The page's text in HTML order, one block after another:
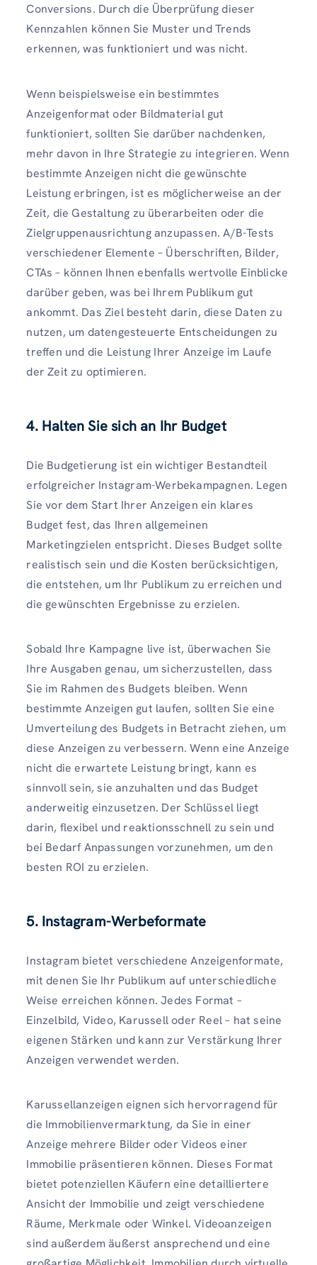
Conversions. Durch die Überprüfung dieser
Kennzahlen können Sie Muster und Trends
erkennen, was funktioniert und was nicht.
Wenn beispielsweise ein bestimmtes
Anzeigenformat oder Bildmaterial gut
funktioniert, sollten Sie darüber nachdenken,
mehr davon in Ihre Strategie zu integrieren. Wenn
bestimmte Anzeigen nicht die gewünschte
Leistung erbringen, ist es möglicherweise an der
Zeit, die Gestaltung zu überarbeiten oder die
Zielgruppenausrichtung anzupassen. A/B-Tests
verschiedener Elemente – Überschriften, Bilder,
CTAs – können Ihnen ebenfalls wertvolle Einblicke
darüber geben, was bei Ihrem Publikum gut
ankommt. Das Ziel besteht darin, diese Daten zu
nutzen, um datengesteuerte Entscheidungen zu
treffen und die Leistung Ihrer Anzeige im Laufe
der Zeit zu optimieren.
4. Halten Sie sich an Ihr Budget
Die Budgetierung ist ein wichtiger Bestandteil
erfolgreicher Instagram-Werbekampagnen. Legen
Sie vor dem Start Ihrer Anzeigen ein klares
Budget fest, das Ihren allgemeinen
Marketingzielen entspricht. Dieses Budget sollte
realistisch sein und die Kosten berücksichtigen,
die entstehen, um Ihr Publikum zu erreichen und
die gewünschten Ergebnisse zu erzielen.
Sobald Ihre Kampagne live ist, überwachen Sie
Ihre Ausgaben genau, um sicherzustellen, dass
Sie im Rahmen des Budgets bleiben. Wenn
bestimmte Anzeigen gut laufen, sollten Sie eine
Umverteilung des Budgets in Betracht ziehen, um
diese Anzeigen zu verbessern. Wenn eine Anzeige
nicht die erwartete Leistung bringt, kann es
sinnvoll sein, sie anzuhalten und das Budget
anderweitig einzusetzen. Der Schlüssel liegt
darin, flexibel und reaktionsschnell zu sein und
bei Bedarf Anpassungen vorzunehmen, um den
besten ROI zu erzielen.
5. Instagram-Werbeformate
Instagram bietet verschiedene Anzeigenformate,
mit denen Sie Ihr Publikum auf unterschiedliche
Weise erreichen können. Jedes Format –
Einzelbild, Video, Karussell oder Reel – hat seine
eigenen Stärken und kann zur Verstärkung Ihrer
Anzeigen verwendet werden.
Karussellanzeigen eignen sich hervorragend für
die Immobilienvermarktung, da Sie in einer
Anzeige mehrere Bilder oder Videos einer
Immobilie präsentieren können. Dieses Format
bietet potenziellen Käufern eine detailliertere
Ansicht der Immobilie und zeigt verschiedene
Räume, Merkmale oder Winkel. Videoanzeigen
sind außerdem äußerst ansprechend und eine